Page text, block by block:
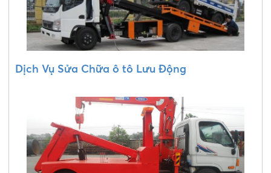
Dịch Vụ Sửa Chữa ô tô Lưu Động